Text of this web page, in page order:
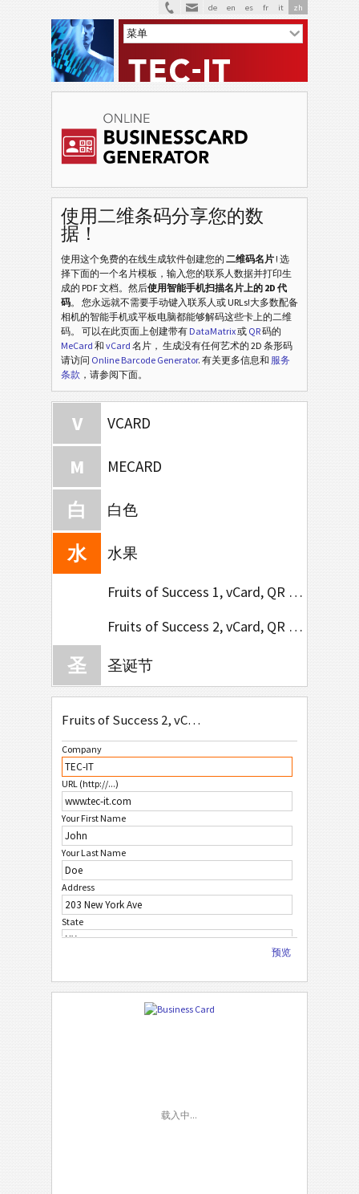
de en es fr it zh
使用二维条码分享您的数
据！
使用这个免费的在线生成软件创建您的 二维码名片 ! 选
择下面的一个名片模板，输入您的联系人数据并打印生
成的 PDF 文档。然后使用智能手机扫描名片上的 2D 代
码。 您永远就不需要手动键入联系人或 URLs!大多数配备
相机的智能手机或平板电脑都能够解码这些卡上的二维
码。 可以在此页面上创建带有 DataMatrix或 QR码的
MeCard 和 vCard 名片， 生成没有任何艺术的 2D 条形码
请访问 Online Barcode Generator. 有关更多信息和 服务
条款 ，请参阅下面。
V VCARD
M MECARD
白 白色
水 水果
Fruits of Success 1, vCard, QR Code, 85x54mm
Fruits of Success 2, vCard, QR Code, 85x54mm
圣 圣诞节
亚 亚洲
自 自定义
Fruits of Success 2, vCard, QR Code, 85x54mm
Company
URL (http://...)
Your First Name
Your Last Name
Address
State
ZIP Code
预览
载入中...